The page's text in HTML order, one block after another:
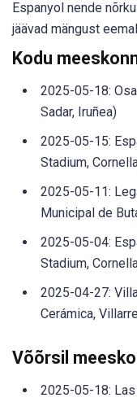
Espanyol nende
jäävad mängust
Kodu
2025-05-18:
Sadar, Iruñea)
2025-05-15:
Stadium,
2025-05-11:
Municipal de
2025-05-04:
Stadium,
2025-04-27:
Cerámica,
Võõrsil
2025-05-18: